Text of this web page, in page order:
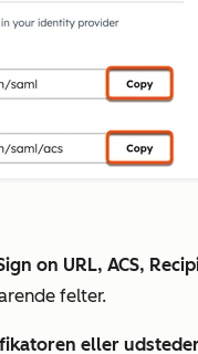
on URL, ACS,
felter.
eller